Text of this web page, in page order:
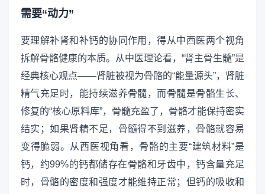
需要“动力”
要理解补肾和补钙的协同作用，得从中西医两个视角
拆解骨骼健康的本质。从中医理论看，“肾主骨生髓”是
经典核心观点——肾脏被视为骨骼的“能量源头”，肾脏
精气充足时，能持续滋养骨髓，而骨髓是骨骼生长、
修复的“核心原料库”，骨髓充盈了，骨骼才能保持密实
结实；如果肾精不足，骨髓得不到滋养，骨骼就容易
变得脆弱。从西医视角看，骨骼的主要“建筑材料”是
钙，约99%的钙都储存在骨骼和牙齿中，钙含量充足
时，骨骼的密度和强度才能维持正常；但钙的吸收和